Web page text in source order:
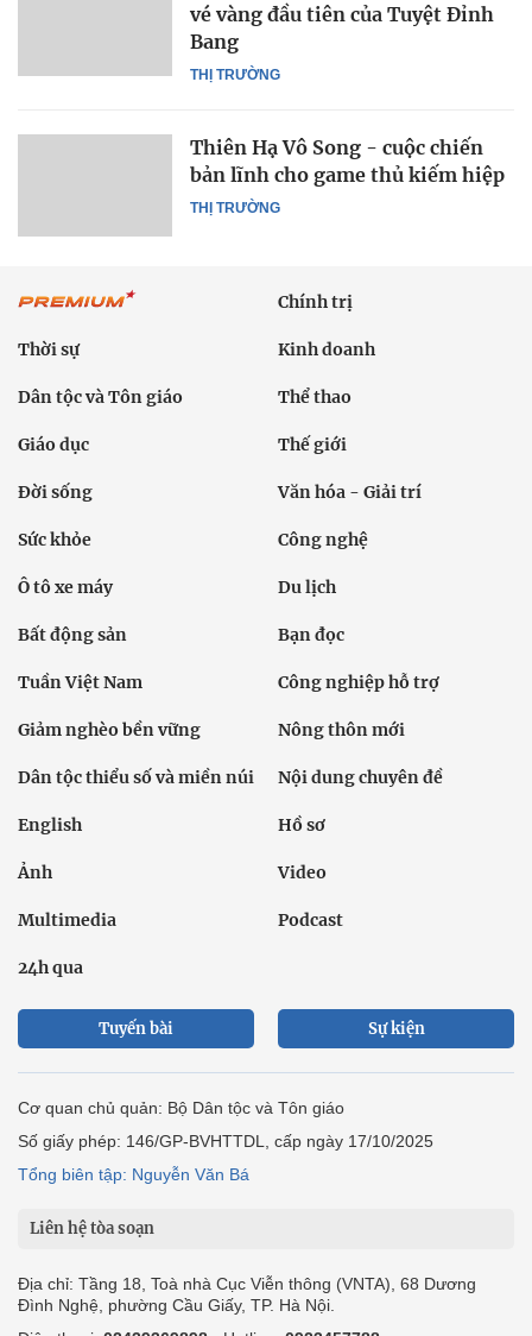
THỊ TRƯỜNG
vé vàng đầu tiên của Tuyệt Đỉnh
Bang
THỊ TRƯỜNG
Thiên Hạ Vô Song - cuộc chiến
bản lĩnh cho game thủ kiếm hiệp
Chính trị
Thời sự Kinh doanh
Dân tộc và Tôn giáo Thể thao
Giáo dục Thế giới
Đời sống Văn hóa - Giải trí
Sức khỏe Công nghệ
Ô tô xe máy Du lịch
Bất động sản Bạn đọc
Tuần Việt Nam Công nghiệp hỗ trợ
Giảm nghèo bền vững Nông thôn mới
Dân tộc thiểu số và miền núi Nội dung chuyên đề
English Hồ sơ
Ảnh Video
Multimedia Podcast
24h qua
Tuyến bài Sự kiện
Cơ quan chủ quản: Bộ Dân tộc và Tôn giáo
Số giấy phép: 146/GP-BVHTTDL, cấp ngày 17/10/2025
Tổng biên tập: Nguyễn Văn Bá
Liên hệ tòa soạn
Địa chỉ: Tầng 18, Toà nhà Cục Viễn thông (VNTA), 68 Dương
Đình Nghệ, phường Cầu Giấy, TP. Hà Nội.